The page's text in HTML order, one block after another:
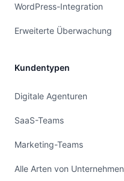
WordPress-Integration
Erweiterte Überwachung
Kundentypen
Digitale Agenturen
SaaS-Teams
Marketing-Teams
Alle Arten von Unternehmen